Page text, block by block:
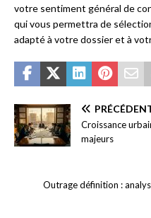
votre sentiment général de
qui vous permettra de
adapté à votre dossier et à
Croissance
majeurs
Outrage définition :